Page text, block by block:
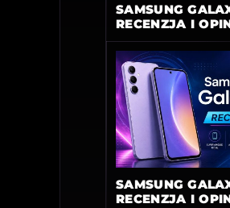
SAMSUNG
RECENZJA I
SAMSUNG
RECENZJA I